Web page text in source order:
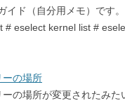
イド（自分用メモ）です
eselect kernel list #
の場所
の場所が変更されたみ